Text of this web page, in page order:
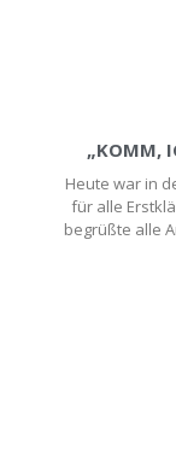
„KOMM,
Heute war in
für alle
begrüßte alle